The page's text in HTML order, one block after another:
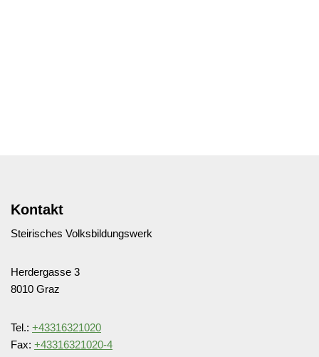
Kontakt
Steirisches Volksbildungswerk
Herdergasse 3
8010 Graz
Tel.: +43316321020
Fax: +43316321020-4